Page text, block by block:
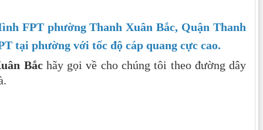
FPT phường Thanh Xuân Bắc, Quận Thanh
tại phường với tốc độ cáp quang cực cao.
Bắc hãy gọi về cho chúng tôi theo đường dây